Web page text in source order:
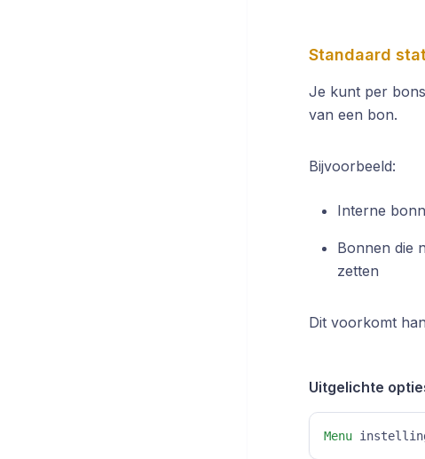
Standaard
Je kunt per
van een bon.
Bijvoorbeeld:
Interne
Bonnen die
zetten
Dit voorkomt
Uitgelichte
Menu